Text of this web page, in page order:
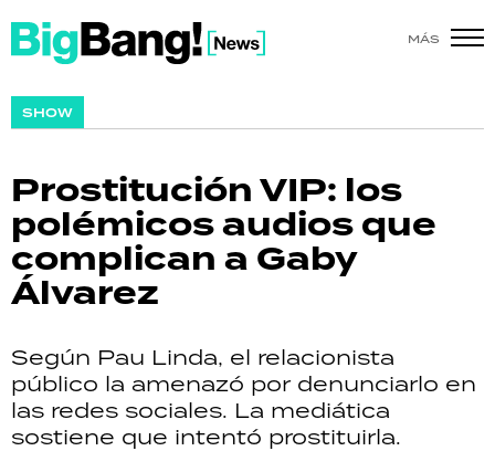
MÁS
SHOW
Prostitución VIP: los
polémicos audios que
complican a Gaby
Álvarez
Según Pau Linda, el relacionista
público la amenazó por denunciarlo en
las redes sociales. La mediática
sostiene que intentó prostituirla.
SHOW
ACTUALIDAD
POLICIALES
ECONOMÍA
GRAN HERMANO
SALUD